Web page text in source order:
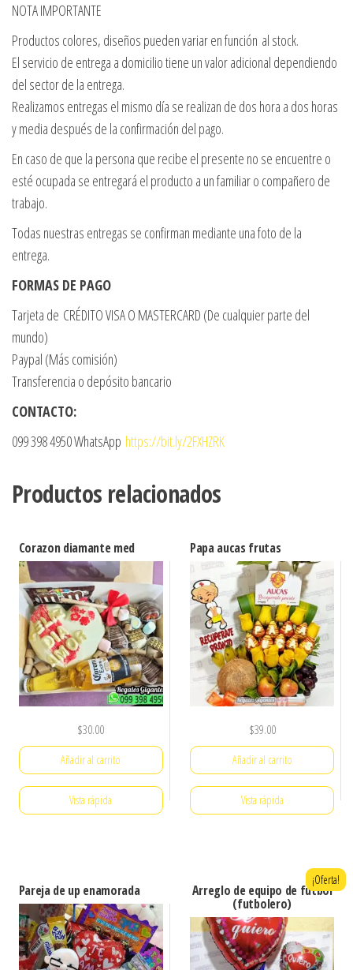
NOTA IMPORTANTE
Productos colores, diseños pueden variar en función al stock.
El servicio de entrega a domicilio tiene un valor adicional dependiendo
del sector de la entrega.
Realizamos entregas el mismo día se realizan de dos hora a dos horas
y media después de la confirmación del pago.
En caso de que la persona que recibe el presente no se encuentre o
esté ocupada se entregará el producto a un familiar o compañero de
trabajo.
Todas nuestras entregas se confirman mediante una foto de la
entrega.
FORMAS DE PAGO
Tarjeta de CRÉDITO VISA O MASTERCARD (De cualquier parte del
mundo)
Paypal (Más comisión)
Transferencia o depósito bancario
CONTACTO:
099 398 4950 WhatsApp https://bit.ly/2FXHZRK
Productos relacionados
Corazon diamante med
$30.00
Añadir al carrito
Vista rápida
Papa aucas frutas
$39.00
Añadir al carrito
Vista rápida
Pareja de up enamorada Arreglo de equipo de futbol
(futbolero)
¡Oferta!